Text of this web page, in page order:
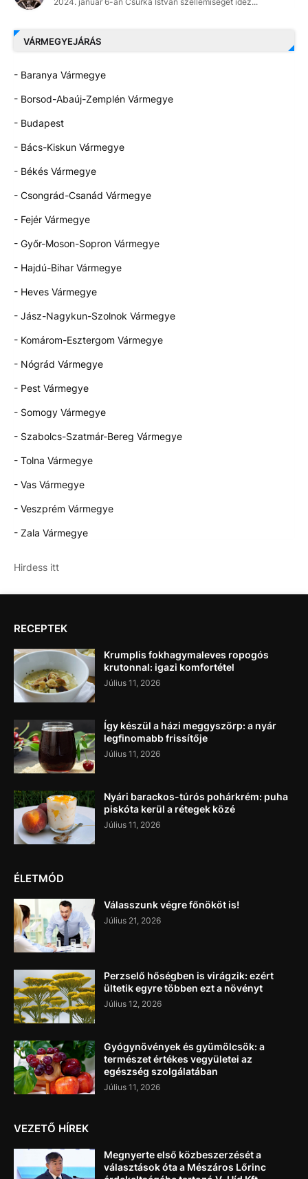
VÁRMEGYEJÁRÁS
- Baranya Vármegye
- Borsod-Abaúj-Zemplén Vármegye
- Budapest
- Bács-Kiskun Vármegye
- Békés Vármegye
- Csongrád-Csanád Vármegye
- Fejér Vármegye
- Győr-Moson-Sopron Vármegye
- Hajdú-Bihar Vármegye
- Heves Vármegye
- Jász-Nagykun-Szolnok Vármegye
- Komárom-Esztergom Vármegye
- Nógrád Vármegye
- Pest Vármegye
- Somogy Vármegye
- Szabolcs-Szatmár-Bereg Vármegye
- Tolna Vármegye
- Vas Vármegye
- Veszprém Vármegye
- Zala Vármegye
Hirdess itt
RECEPTEK
Krumplis fokhagymaleves ropogós
krutonnal: igazi komfortétel
Július 11, 2026
Így készül a házi meggyszörp: a nyár
legfinomabb frissítője
Július 11, 2026
Nyári barackos-túrós pohárkrém: puha
piskóta kerül a rétegek közé
Július 11, 2026
ÉLETMÓD
Válasszunk végre főnököt is!
Július 21, 2026
Perzselő hőségben is virágzik: ezért
ültetik egyre többen ezt a növényt
Július 12, 2026
Gyógynövények és gyümölcsök: a
természet értékes vegyületei az
egészség szolgálatában
Július 11, 2026
VEZETŐ HÍREK
Megnyerte első közbeszerzését a
választások óta a Mészáros Lőrinc